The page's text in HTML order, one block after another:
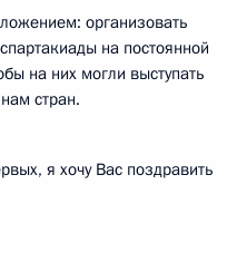
организовать
на постоянной
на них могли выступать
стран.
я хочу Вас поздравить